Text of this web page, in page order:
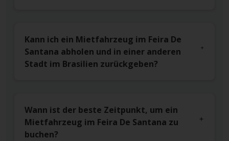
Kann ich ein Mietfahrzeug im Feira De
Santana abholen und in einer anderen
Stadt im Brasilien zurückgeben?
Wann ist der beste Zeitpunkt, um ein
Mietfahrzeug im Feira De Santana zu
buchen?